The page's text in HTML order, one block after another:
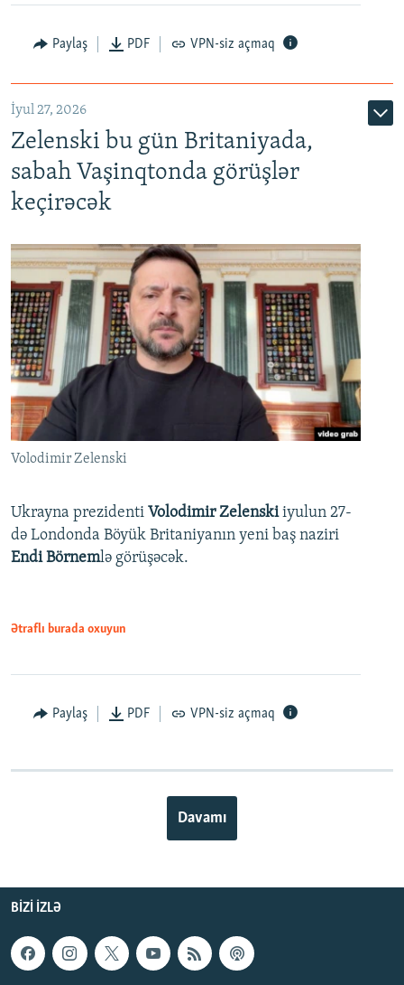
Paylaş PDF VPN-siz açmaq
İyul 27, 2026
Zelenski bu gün Britaniyada,
sabah Vaşinqtonda görüşlər
keçirəcək
Volodimir Zelenski
Ukrayna prezidenti Volodimir Zelenskiiyulun 27-
də Londonda Böyük Britaniyanın yeni baş naziri
Endi Börnemlə görüşəcək.
Ətraflı burada oxuyun
Paylaş PDF VPN-siz açmaq
Davamı
BIZI IZLƏ